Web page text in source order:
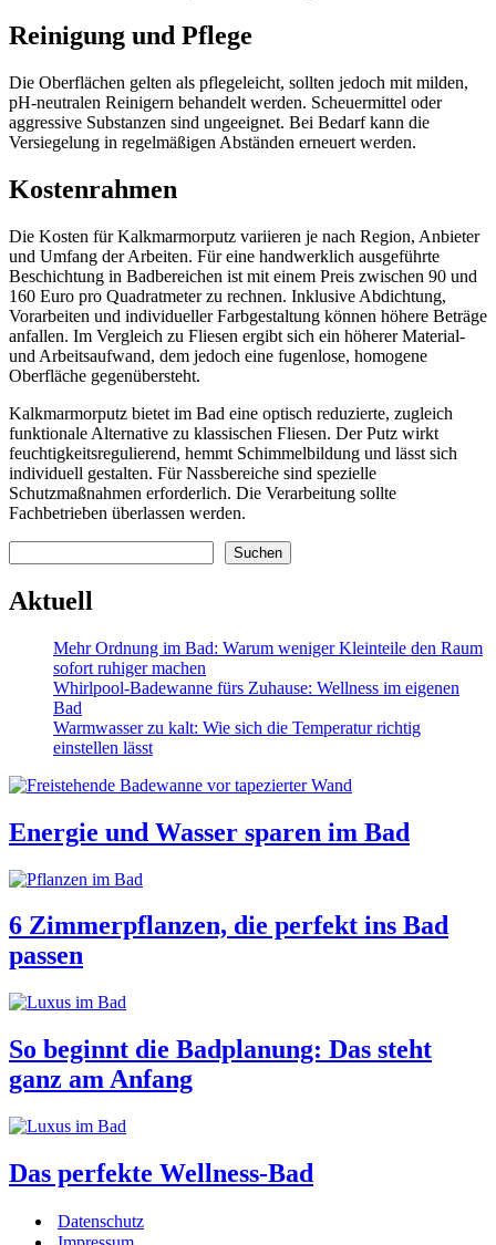
Reinigung und Pflege
Die Oberflächen gelten als pflegeleicht, sollten jedoch mit milden,
pH-neutralen Reinigern behandelt werden. Scheuermittel oder
aggressive Substanzen sind ungeeignet. Bei Bedarf kann die
Versiegelung in regelmäßigen Abständen erneuert werden.
Kostenrahmen
Die Kosten für Kalkmarmorputz variieren je nach Region, Anbieter
und Umfang der Arbeiten. Für eine handwerklich ausgeführte
Beschichtung in Badbereichen ist mit einem Preis zwischen 90 und
160 Euro pro Quadratmeter zu rechnen. Inklusive Abdichtung,
Vorarbeiten und individueller Farbgestaltung können höhere Beträge
anfallen. Im Vergleich zu Fliesen ergibt sich ein höherer Material-
und Arbeitsaufwand, dem jedoch eine fugenlose, homogene
Oberfläche gegenübersteht.
Kalkmarmorputz bietet im Bad eine optisch reduzierte, zugleich
funktionale Alternative zu klassischen Fliesen. Der Putz wirkt
feuchtigkeitsregulierend, hemmt Schimmelbildung und lässt sich
individuell gestalten. Für Nassbereiche sind spezielle
Schutzmaßnahmen erforderlich. Die Verarbeitung sollte
Fachbetrieben überlassen werden.
Suchen
Aktuell
Mehr Ordnung im Bad: Warum weniger Kleinteile den Raum
sofort ruhiger machen
Whirlpool-Badewanne fürs Zuhause: Wellness im eigenen
Bad
Warmwasser zu kalt: Wie sich die Temperatur richtig
einstellen lässt
Energie und Wasser sparen im Bad
6 Zimmerpflanzen, die perfekt ins Bad
passen
So beginnt die Badplanung: Das steht
ganz am Anfang
Das perfekte Wellness-Bad
Datenschutz